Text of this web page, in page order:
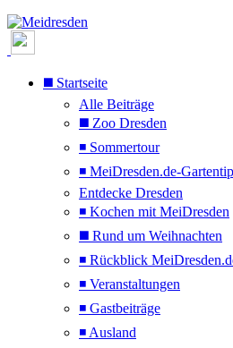
◼️ Startseite
Alle Beiträge
◼️ Zoo Dresden
◾ Sommertour
◾ MeiDresden.de-
Entdecke Dresden
◾ Kochen mit MeiDresden
◼️ Rund um Weihnachten
◾ Rückblick
◾ Veranstaltungen
◾ Gastbeiträge
◾ Ausland